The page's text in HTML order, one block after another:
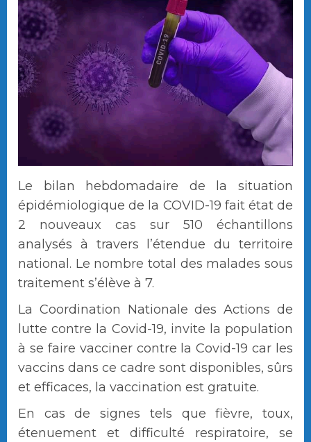
Le bilan hebdomadaire de la situation
épidémiologique de la COVID-19 fait état de
2 nouveaux cas sur 510 échantillons
analysés à travers l’étendue du territoire
national. Le nombre total des malades sous
traitement s’élève à 7.
La Coordination Nationale des Actions de
lutte contre la Covid-19, invite la population
à se faire vacciner contre la Covid-19 car les
vaccins dans ce cadre sont disponibles, sûrs
et efficaces, la vaccination est gratuite.
En cas de signes tels que fièvre, toux,
étenuement et difficulté respiratoire, se